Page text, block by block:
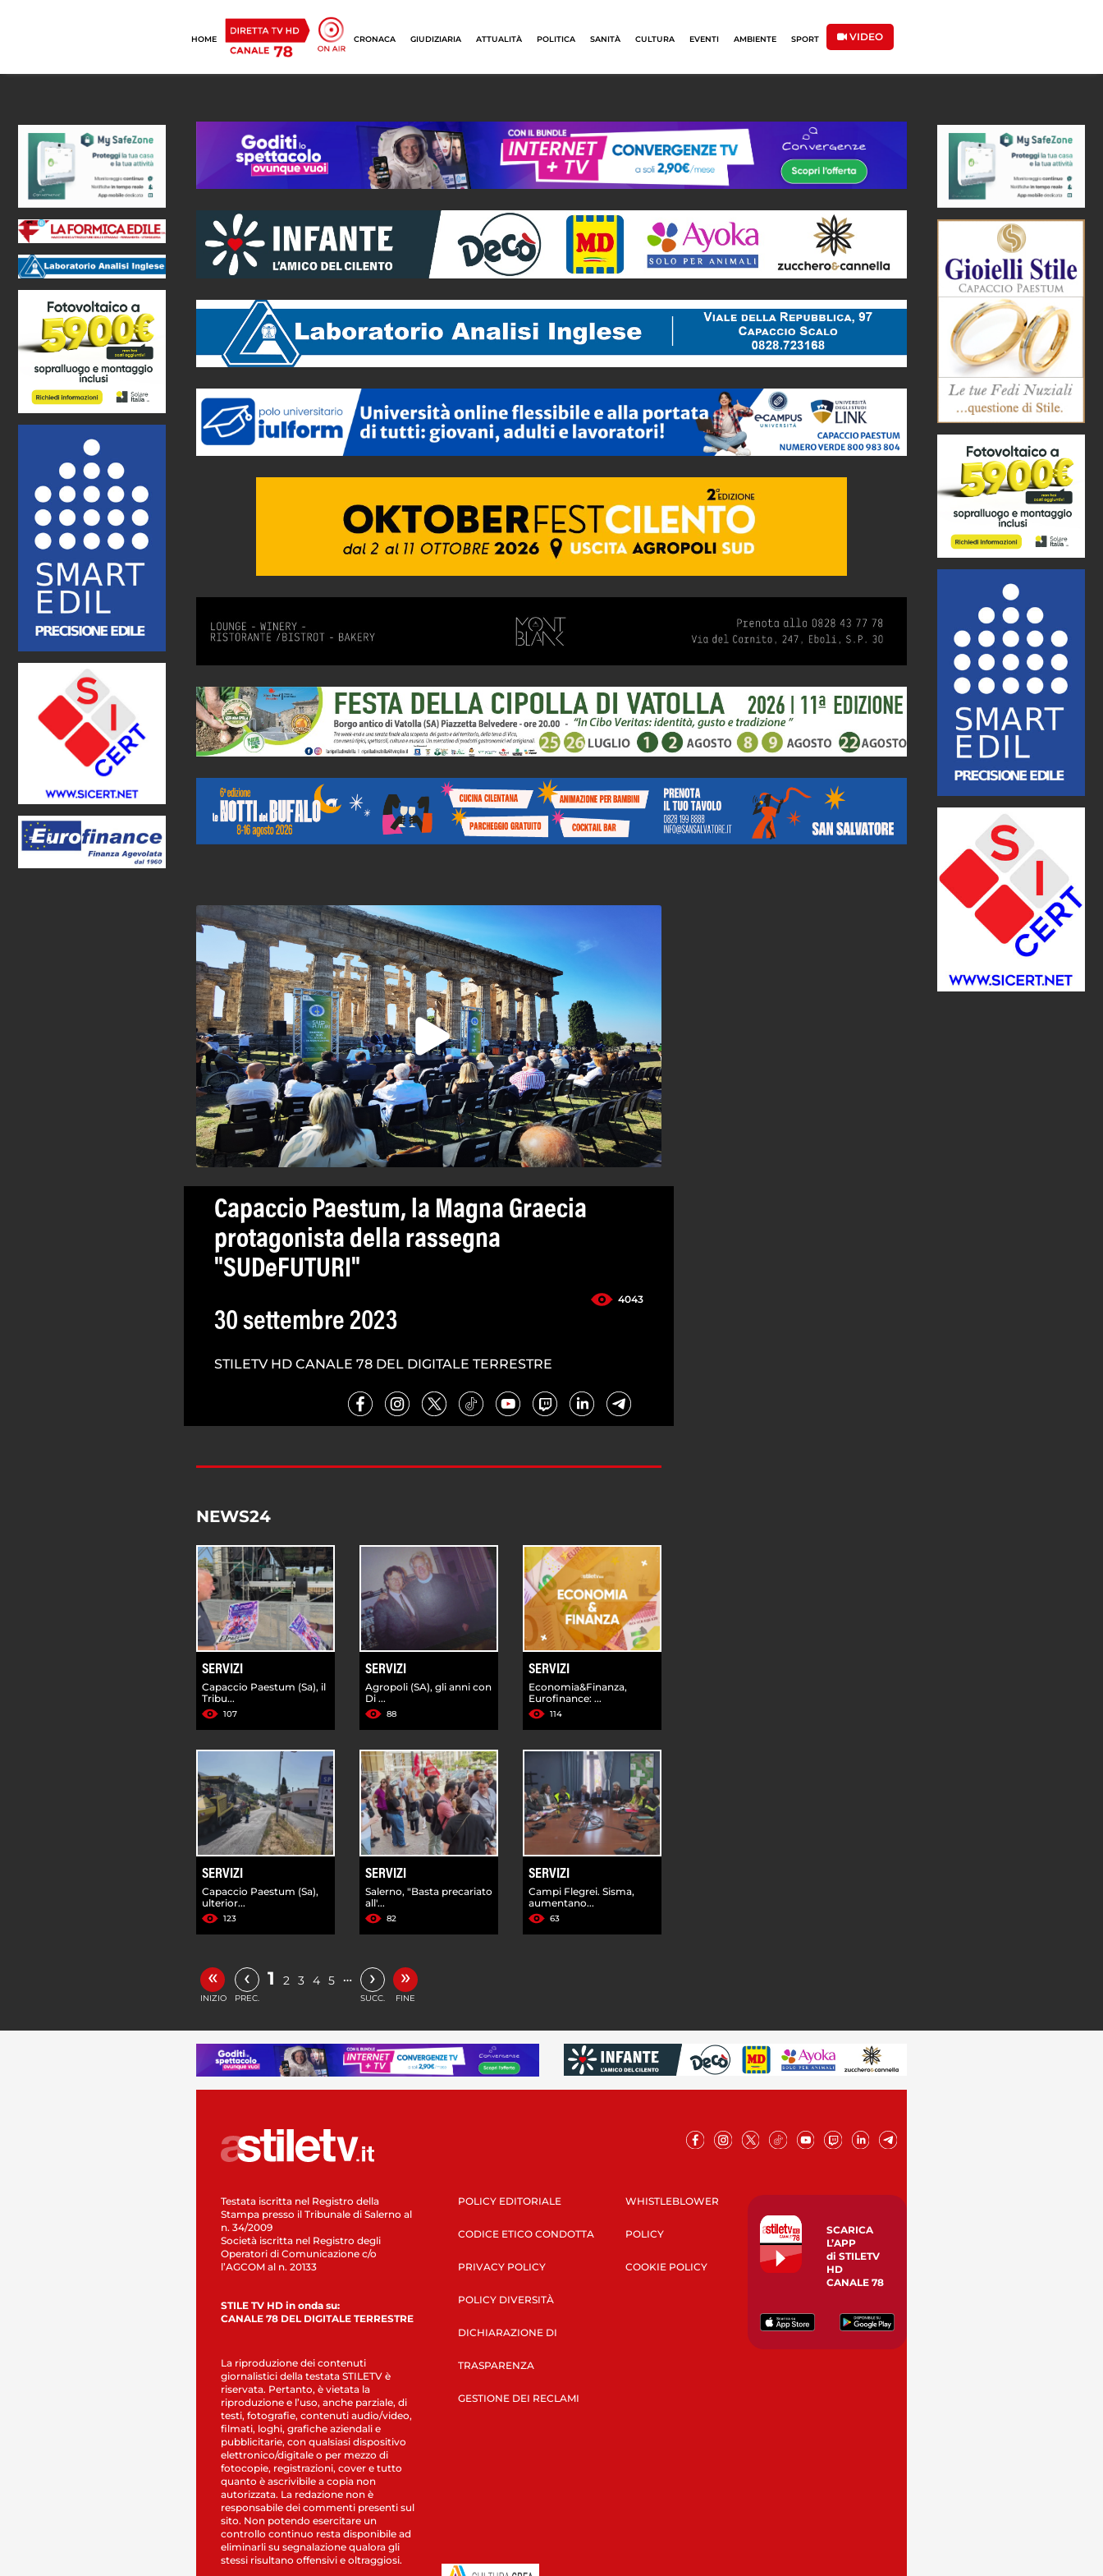
HOME CRONACA GIUDIZIARIA ATTUALITÀ POLITICA SANITÀ CULTURA EVENTI AMBIENTE SPORT VIDEO
Capaccio Paestum, la Magna Graecia
protagonista della rassegna
"SUDeFUTURI"
4043
30 settembre 2023
STILETV HD CANALE 78 DEL DIGITALE TERRESTRE
NEWS24
SERVIZI
Capaccio Paestum (Sa), il
Tribu...
107
SERVIZI
Agropoli (SA), gli anni con
Di ...
88
SERVIZI
Economia&Finanza,
Eurofinance: ...
114
SERVIZI
Capaccio Paestum (Sa),
ulterior...
123
SERVIZI
Salerno, "Basta precariato
all'...
82
SERVIZI
Campi Flegrei. Sisma,
aumentano...
63
«
INIZIO
‹
PREC.
1 2 3 4 5 … ›
SUCC.
»
FINE
Testata iscritta nel Registro della
Stampa presso il Tribunale di Salerno al
n. 34/2009
Società iscritta nel Registro degli
Operatori di Comunicazione c/o
l’AGCOM al n. 20133
STILE TV HD in onda su:
CANALE 78 DEL DIGITALE TERRESTRE
La riproduzione dei contenuti
giornalistici della testata STILETV è
riservata. Pertanto, è vietata la
riproduzione e l’uso, anche parziale, di
testi, fotografie, contenuti audio/video,
filmati, loghi, grafiche aziendali e
pubblicitarie, con qualsiasi dispositivo
elettronico/digitale o per mezzo di
fotocopie, registrazioni, cover e tutto
quanto è ascrivibile a copia non
autorizzata. La redazione non è
responsabile dei commenti presenti sul
sito. Non potendo esercitare un
controllo continuo resta disponibile ad
eliminarli su segnalazione qualora gli
stessi risultano offensivi e oltraggiosi.
POLICY EDITORIALE
CODICE ETICO CONDOTTA
PRIVACY POLICY
POLICY DIVERSITÀ
DICHIARAZIONE DI
TRASPARENZA
GESTIONE DEI RECLAMI
WHISTLEBLOWER
POLICY
COOKIE POLICY
SCARICA
L’APP
di STILETV
HD
CANALE 78